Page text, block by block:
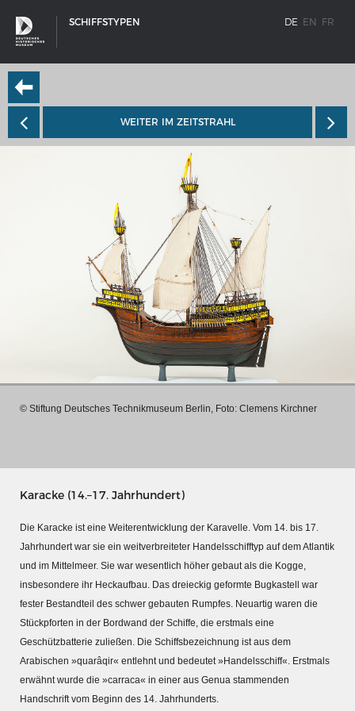
SCHIFFSTYPEN DE EN FR
SCHIFFSTYPEN
Entwicklungen im europäischen Schiffbau
MERIANS DEUTSCHLAND 1642 - 1654
Bildergalerie Topographia Germaniae
Impressum
WEITER IM ZEITSTRAHL
© Stiftung Deutsches Technikmuseum Berlin, Foto: Clemens Kirchner
Karacke (14.–17. Jahrhundert)
Die Karacke ist eine Weiterentwicklung der Karavelle. Vom 14. bis 17.
Jahrhundert war sie ein weitverbreiteter Handelsschifftyp auf dem Atlantik
und im Mittelmeer. Sie war wesentlich höher gebaut als die Kogge,
insbesondere ihr Heckaufbau. Das dreieckig geformte Bugkastell war
fester Bestandteil des schwer gebauten Rumpfes. Neuartig waren die
Stückpforten in der Bordwand der Schiffe, die erstmals eine
Geschützbatterie zuließen. Die Schiffsbezeichnung ist aus dem
Arabischen »quarâqir« entlehnt und bedeutet »Handelsschiff«. Erstmals
erwähnt wurde die »carraca« in einer aus Genua stammenden
Handschrift vom Beginn des 14. Jahrhunderts.